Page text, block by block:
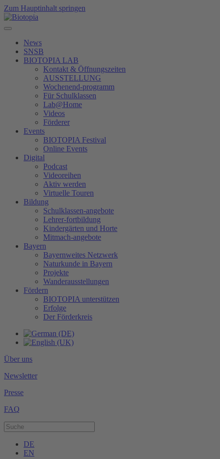
Zum Hauptinhalt springen
News
SNSB
BIOTOPIA LAB
Kontakt & Öffnungszeiten
AUSSTELLUNG
Wochenend-programm
Für Schulklassen
Lab@Home
Videos
Förderer
Events
BIOTOPIA Festival
Online Events
Digital
Podcast
Videoreihen
Aktiv werden
Virtuelle Touren
Bildung
Schulklassen-angebote
Lehrer-fortbildung
Kindergärten und Horte
Mitmach-angebote
Bayern
Bayernweites Netzwerk
Naturkunde in Bayern
Projekte
Wanderausstellungen
Fördern
BIOTOPIA unterstützen
Erfolge
Der Förderkreis
Über uns
Newsletter
Presse
FAQ
DE
EN